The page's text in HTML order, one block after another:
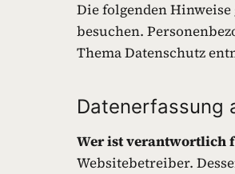
Die folgenden
besuchen.
Thema Datenschutz
Datenerfassung
Wer ist verantwortlich
Websitebetreiber.